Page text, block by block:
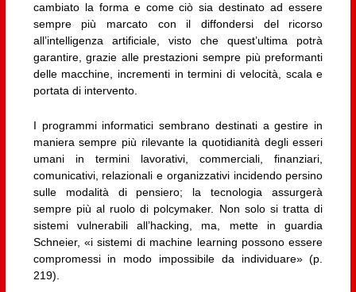
cambiato la forma e come ciò sia destinato ad essere
sempre più marcato con il diffondersi del ricorso
all’intelligenza artificiale, visto che quest’ultima potrà
garantire, grazie alle prestazioni sempre più preformanti
delle macchine, incrementi in termini di velocità, scala e
portata di intervento.
I programmi informatici sembrano destinati a gestire in
maniera sempre più rilevante la quotidianità degli esseri
umani in termini lavorativi, commerciali, finanziari,
comunicativi, relazionali e organizzativi incidendo persino
sulle modalità di pensiero; la tecnologia assurgerà
sempre più al ruolo di polcymaker. Non solo si tratta di
sistemi vulnerabili all’hacking, ma, mette in guardia
Schneier, «i sistemi di machine learning possono essere
compromessi in modo impossibile da individuare» (p.
219).